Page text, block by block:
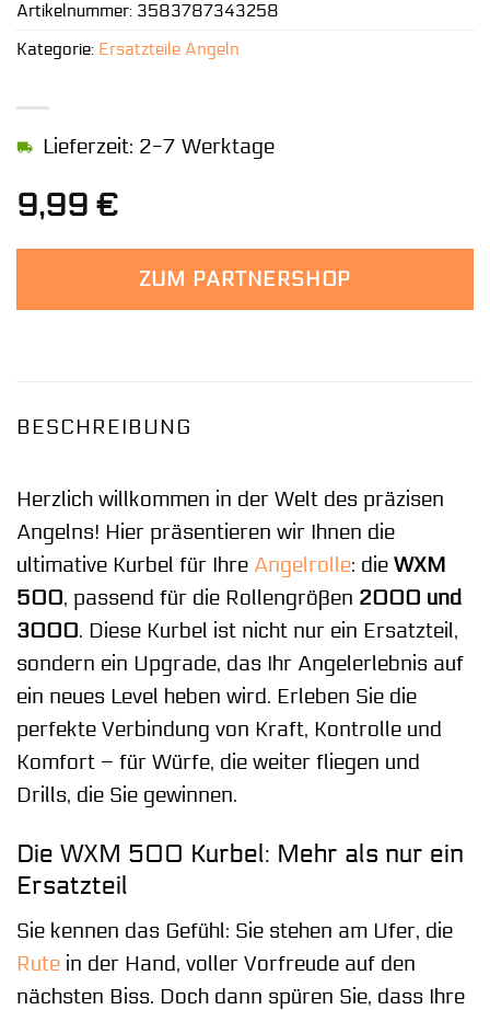
9,99 €
Lieferzeit: 2-7 Werktage
ZUM PARTNERSHOP
Artikelnummer: 3583787343258
Kategorie: Ersatzteile Angeln
BESCHREIBUNG
Herzlich willkommen in der Welt des präzisen
Angelns! Hier präsentieren wir Ihnen die
ultimative Kurbel für Ihre Angelrolle: die WXM
500, passend für die Rollengrößen 2000 und
3000. Diese Kurbel ist nicht nur ein Ersatzteil,
sondern ein Upgrade, das Ihr Angelerlebnis auf
ein neues Level heben wird. Erleben Sie die
perfekte Verbindung von Kraft, Kontrolle und
Komfort – für Würfe, die weiter fliegen und
Drills, die Sie gewinnen.
Die WXM 500 Kurbel: Mehr als nur ein
Ersatzteil
Sie kennen das Gefühl: Sie stehen am Ufer, die
Rute in der Hand, voller Vorfreude auf den
nächsten Biss. Doch dann spüren Sie, dass Ihre